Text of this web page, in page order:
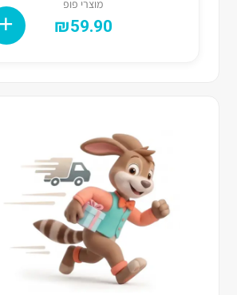
מוצרי פופ
₪59.90